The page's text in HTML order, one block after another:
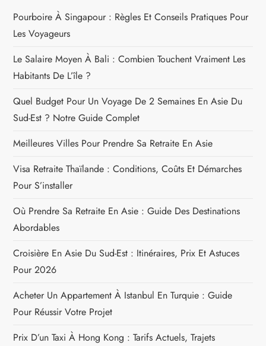
Pourboire À Singapour : Règles Et Conseils Pratiques Pour
Les Voyageurs
Le Salaire Moyen À Bali : Combien Touchent Vraiment Les
Habitants De L’île ?
Quel Budget Pour Un Voyage De 2 Semaines En Asie Du
Sud-Est ? Notre Guide Complet
Meilleures Villes Pour Prendre Sa Retraite En Asie
Visa Retraite Thaïlande : Conditions, Coûts Et Démarches
Pour S’installer
Où Prendre Sa Retraite En Asie : Guide Des Destinations
Abordables
Croisière En Asie Du Sud-Est : Itinéraires, Prix Et Astuces
Pour 2026
Acheter Un Appartement À Istanbul En Turquie : Guide
Pour Réussir Votre Projet
Prix D’un Taxi À Hong Kong : Tarifs Actuels, Trajets